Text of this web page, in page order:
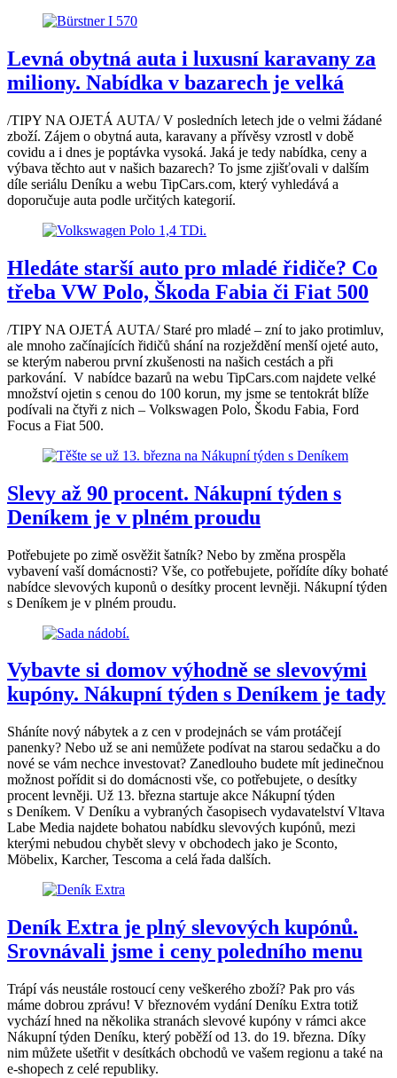
Levná obytná auta i luxusní karavany za
miliony. Nabídka v bazarech je velká
/TIPY NA OJETÁ AUTA/ V posledních letech jde o velmi žádané
zboží. Zájem o obytná auta, karavany a přívěsy vzrostl v době
covidu a i dnes je poptávka vysoká. Jaká je tedy nabídka, ceny a
výbava těchto aut v našich bazarech? To jsme zjišťovali v dalším
díle seriálu Deníku a webu TipCars.com, který vyhledává a
doporučuje auta podle určitých kategorií.
Hledáte starší auto pro mladé řidiče? Co
třeba VW Polo, Škoda Fabia či Fiat 500
/TIPY NA OJETÁ AUTA/ Staré pro mladé – zní to jako protimluv,
ale mnoho začínajících řidičů shání na rozježdění menší ojeté auto,
se kterým naberou první zkušenosti na našich cestách a při
parkování. V nabídce bazarů na webu TipCars.com najdete velké
množství ojetin s cenou do 100 korun, my jsme se tentokrát blíže
podívali na čtyři z nich – Volkswagen Polo, Škodu Fabia, Ford
Focus a Fiat 500.
Slevy až 90 procent. Nákupní týden s
Deníkem je v plném proudu
Potřebujete po zimě osvěžit šatník? Nebo by změna prospěla
vybavení vaší domácnosti? Vše, co potřebujete, pořídíte díky bohaté
nabídce slevových kuponů o desítky procent levněji. Nákupní týden
s Deníkem je v plném proudu.
Vybavte si domov výhodně se slevovými
kupóny. Nákupní týden s Deníkem je tady
Sháníte nový nábytek a z cen v prodejnách se vám protáčejí
panenky? Nebo už se ani nemůžete podívat na starou sedačku a do
nové se vám nechce investovat? Zanedlouho budete mít jedinečnou
možnost pořídit si do domácnosti vše, co potřebujete, o desítky
procent levněji. Už 13. března startuje akce Nákupní týden
s Deníkem. V Deníku a vybraných časopisech vydavatelství Vltava
Labe Media najdete bohatou nabídku slevových kupónů, mezi
kterými nebudou chybět slevy v obchodech jako je Sconto,
Möbelix, Karcher, Tescoma a celá řada dalších.
Deník Extra je plný slevových kupónů.
Srovnávali jsme i ceny poledního menu
Trápí vás neustále rostoucí ceny veškerého zboží? Pak pro vás
máme dobrou zprávu! V březnovém vydání Deníku Extra totiž
vychází hned na několika stranách slevové kupóny v rámci akce
Nákupní týden Deníku, který poběží od 13. do 19. března. Díky
nim můžete ušetřit v desítkách obchodů ve vašem regionu a také na
e-shopech z celé republiky.